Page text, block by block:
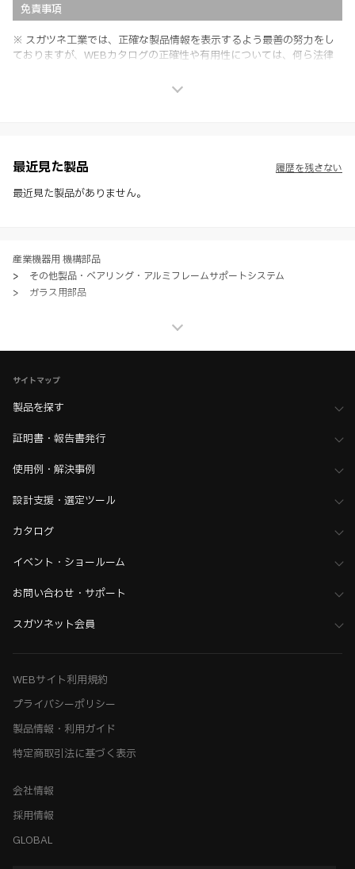
免責事項
※ スガツネ工業では、正確な製品情報を表示するよう最善の努力をし
ておりますが、WEBカタログの正確性や有用性については、何ら法律
社製品の使用ご検討、又は販売促進目的の利用に限ります。
※ 本WEBサイト製品情報のご利用にあたっては、WEBサイト利用規
約、プライバシーポリシー、製品情報ガイドをご確認いただき、内容の
最近見た製品
最近見た製品がありません。
履歴を残さない
産業機器用 機構部品
>
その他製品・ベアリング・アルミフレームサポートシステム
>
ガラス用部品
その他製品・ベアリング・アルミフレームサポートシステム
> 全て（その他製品・ベアリング）
家具金物・建築金物
家具金物・建築金物
> その他（格納ベッド・装飾パネル・ベアリングなど）
ホーム
> ブランド・シリーズ一覧 ／ 製品ピックアップ
サイトマップ
製品を探す
証明書・報告書発行
使用例・解決事例
設計支援・選定ツール
カタログ
イベント・ショールーム
お問い合わせ・サポート
スガツネット会員
WEBサイト利用規約
プライバシーポリシー
製品情報・利用ガイド
特定商取引法に基づく表示
会社情報
採用情報
GLOBAL